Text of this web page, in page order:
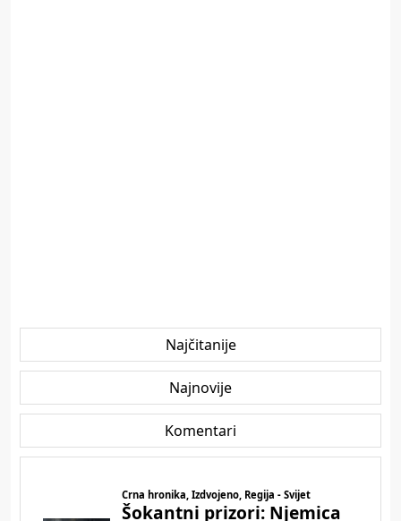
Najčitanije
Najnovije
Komentari